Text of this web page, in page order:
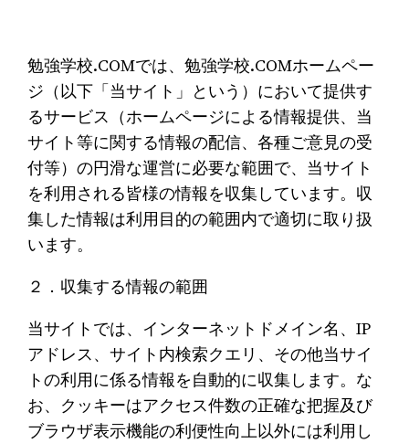
勉強学校.COMでは、勉強学校.COMホームペー
ジ（以下「当サイト」という）において提供す
るサービス（ホームページによる情報提供、当
サイト等に関する情報の配信、各種ご意見の受
付等）の円滑な運営に必要な範囲で、当サイト
を利用される皆様の情報を収集しています。収
集した情報は利用目的の範囲内で適切に取り扱
います。
２．収集する情報の範囲
当サイトでは、インターネットドメイン名、IP
アドレス、サイト内検索クエリ、その他当サイ
トの利用に係る情報を自動的に収集します。な
お、クッキーはアクセス件数の正確な把握及び
ブラウザ表示機能の利便性向上以外には利用し